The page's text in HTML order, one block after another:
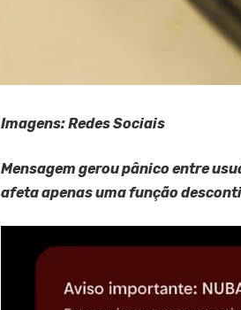
Imagens: Redes Sociais
Mensagem gerou pânico entre
afeta apenas uma função